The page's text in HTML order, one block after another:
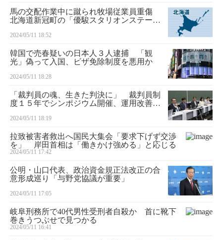
馬の交配作業中に蹴られ牧場従業員重傷
北海道新冠町の「優駿スタリオンステーシ
2024/05/11 18:52
韓国で売春疑いの日本人３人逮捕 「観
光」偽って入国、ビザ免除制度を悪用か
2024/05/11 18:28
「裁判員の魂、生きた判決に」 裁判員制
度１５年でシンポジウム開催、運用改善な
2024/05/11 18:19
拉致被害者救出へ国民大集会「要求下げず交渉
を」 岸田首相は「働きかけ強める」と応じる
2024/05/11 17:42
公明・山口代表、政治資金規正法改正の合
意形成巡り「与野党協議が重要」
2024/05/11 17:05
岐阜刑務所で40代男性受刑者自殺か 首に靴下
巻きうつぶせで見つかる
2024/05/11 16:41